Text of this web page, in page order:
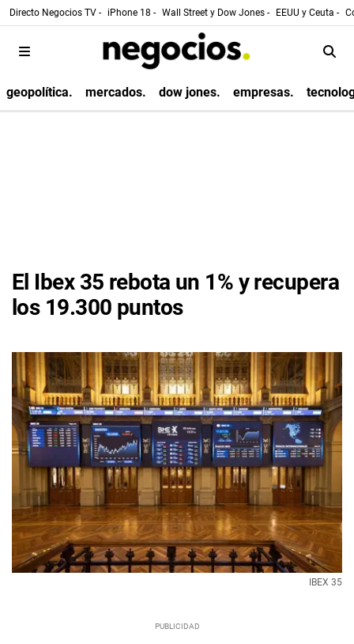
Directo Negocios TV - iPhone 18 - Wall Street y Dow Jones - EEUU y Ceuta -
geopolítica. mercados. dow jones. empresas.
El Ibex 35 rebota un 1% y recupera
los 19.300 puntos
IBEX 35